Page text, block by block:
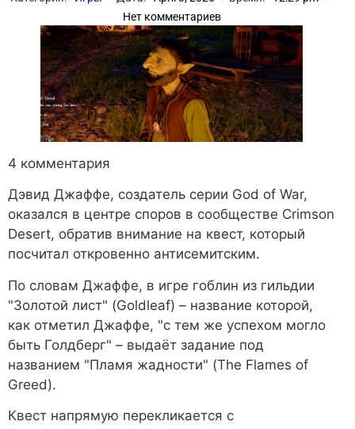
Нет комментариев
4 комментария
Дэвид Джаффе, создатель серии God of War,
оказался в центре споров в сообществе Crimson
Desert, обратив внимание на квест, который
посчитал откровенно антисемитским.
По словам Джаффе, в игре гоблин из гильдии
"Золотой лист" (Goldleaf) – название которой,
как отметил Джаффе, "с тем же успехом могло
быть Голдберг" – выдаёт задание под
названием "Пламя жадности" (The Flames of
Greed).
Квест напрямую перекликается с